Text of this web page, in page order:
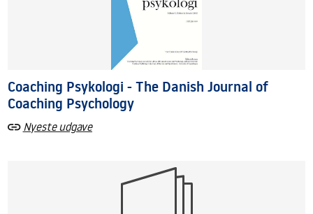
Coaching Psykologi - The Danish Journal of
Coaching Psychology
Nyeste udgave